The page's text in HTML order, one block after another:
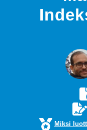
Miksi